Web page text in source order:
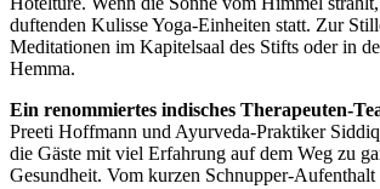
duftenden Kulisse Yoga-Einheiten statt. Zur
Meditationen im Kapitelsaal des Stifts oder in
Hemma.
Ein renommiertes indisches Therapeuten-
Preeti Hoffmann und Ayurveda-Praktiker
die Gäste mit viel Erfahrung auf dem Weg zu
Gesundheit. Vom kurzen Schnupper-Aufenthalt